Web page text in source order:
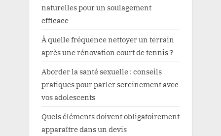
naturelles pour un soulagement
efficace
À quelle fréquence nettoyer un terrain
après une rénovation court de tennis ?
Aborder la santé sexuelle : conseils
pratiques pour parler sereinement avec
vos adolescents
Quels éléments doivent obligatoirement
apparaître dans un devis